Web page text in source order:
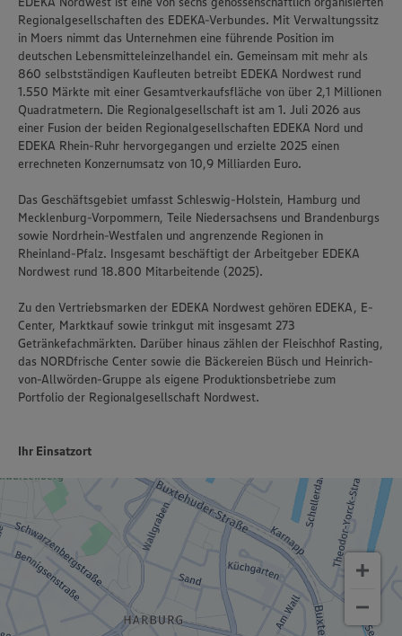
Regionalgesellschaften des EDEKA-Verbundes. Mit Verwaltungssitz
in Moers nimmt das Unternehmen eine führende Position im
deutschen Lebensmitteleinzelhandel ein. Gemeinsam mit mehr als
860 selbstständigen Kaufleuten betreibt EDEKA Nordwest rund
1.550 Märkte mit einer Gesamtverkaufsfläche von über 2,1 Millionen
Quadratmetern. Die Regionalgesellschaft ist am 1. Juli 2026 aus
einer Fusion der beiden Regionalgesellschaften EDEKA Nord und
EDEKA Rhein-Ruhr hervorgegangen und erzielte 2025 einen
errechneten Konzernumsatz von 10,9 Milliarden Euro.
Das Geschäftsgebiet umfasst Schleswig-Holstein, Hamburg und
Mecklenburg-Vorpommern, Teile Niedersachsens und Brandenburgs
sowie Nordrhein-Westfalen und angrenzende Regionen in
Rheinland-Pfalz. Insgesamt beschäftigt der Arbeitgeber EDEKA
Nordwest rund 18.800 Mitarbeitende (2025).
Zu den Vertriebsmarken der EDEKA Nordwest gehören EDEKA, E-
Center, Marktkauf sowie trinkgut mit insgesamt 273
Getränkefachmärkten. Darüber hinaus zählen der Fleischhof Rasting,
das NORDfrische Center sowie die Bäckereien Büsch und Heinrich-
von-Allwörden-Gruppe als eigene Produktionsbetriebe zum
Portfolio der Regionalgesellschaft Nordwest.
Ihr Einsatzort